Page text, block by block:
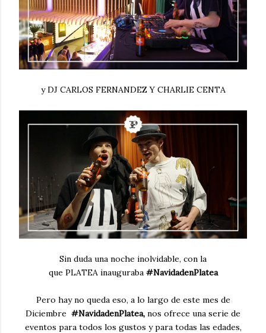
y DJ CARLOS FERNANDEZ Y CHARLIE CENTA
Sin duda una noche inolvidable, con la
que PLATEA inauguraba #NavidadenPlatea
Pero hay no queda eso, a lo largo de este mes de
Diciembre #NavidadenPlatea, nos ofrece una serie de
eventos para todos los gustos y para todas las edades,